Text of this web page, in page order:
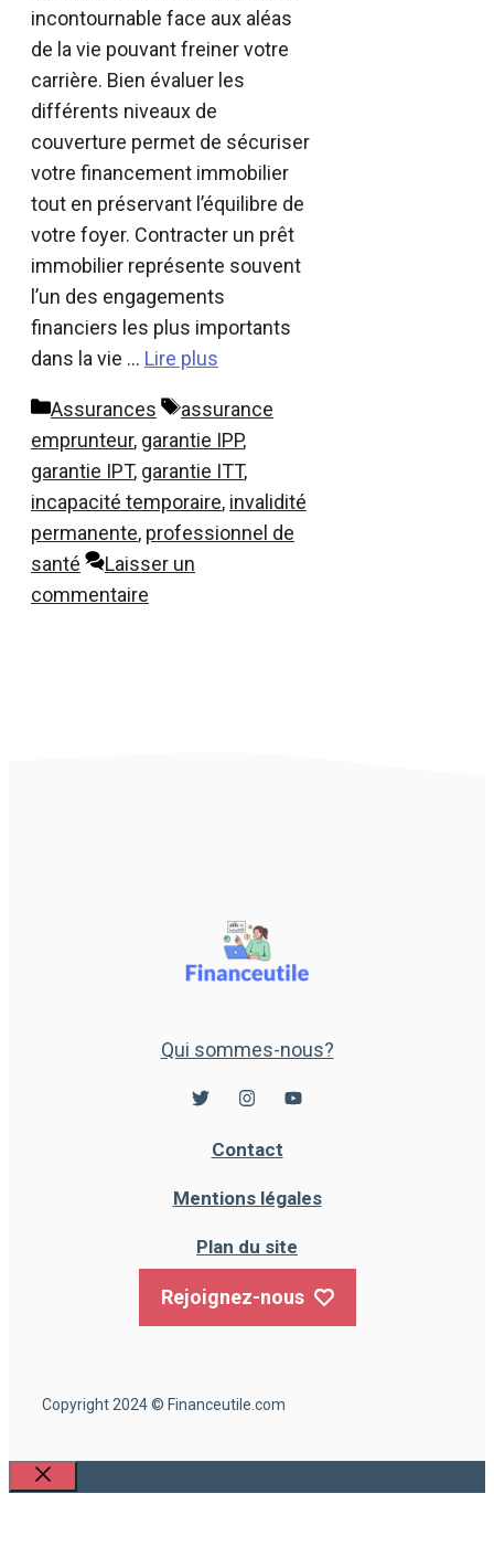
incontournable face aux aléas
de la vie pouvant freiner votre
carrière. Bien évaluer les
différents niveaux de
couverture permet de sécuriser
votre financement immobilier
tout en préservant l’équilibre de
votre foyer. Contracter un prêt
immobilier représente souvent
l’un des engagements
financiers les plus importants
dans la vie … Lire plus
Catégories
Assurances Étiquettes
assurance
emprunteur, garantie IPP,
garantie IPT, garantie ITT,
incapacité temporaire, invalidité
permanente, professionnel de
santé
Laisser un
commentaire
Qui sommes-nous?
Contact
Mentions légales
Plan du site
Rejoignez-nous
Copyright 2024 © Financeutile.com
Fermer